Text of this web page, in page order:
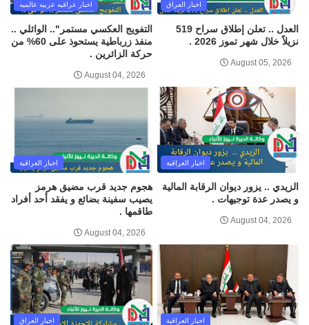
اخبار العراق
العدل .. تعلن إطلاق سراح 519
نزيلاً خلال شهر تموز 2026 .
August 05, 2026
اخبار عراقيه عربيه عالميه
التفويج العكسي مستمر".. الوائلي ..
منفذ زرباطية يستحوذ على 60% من
حركة الزائرين .
August 04, 2026
اخبار العراقية
الزيدي .. يزور ديوان الرقابة المالية
و يصدر عدة توجيهات .
August 04, 2026
اخبار العراقية
هجوم جديد قرب مضيق هرمز
يصيب سفينة بضائع و يفقد أحد أفراد
طاقمها .
August 04, 2026
اخبار العراقية اخبار العراق